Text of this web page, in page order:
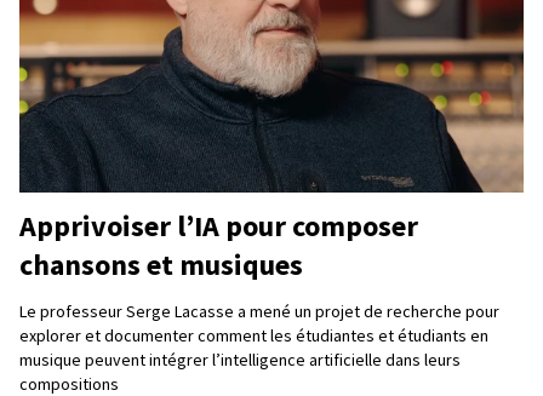
Apprivoiser l’IA pour composer
chansons et musiques
Le professeur Serge Lacasse a mené un projet de recherche pour
explorer et documenter comment les étudiantes et étudiants en
musique peuvent intégrer l’intelligence artificielle dans leurs
compositions